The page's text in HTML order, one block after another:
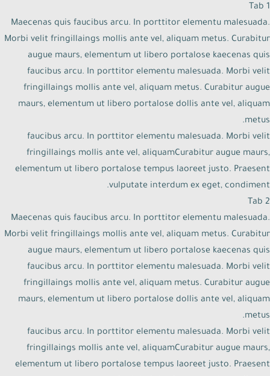
Tab 1
Maecenas quis faucibus arcu. In porttitor elementu malesuada.
Morbi velit fringillaings mollis ante vel, aliquam metus. Curabitur
augue maurs, elementum ut libero portalose kaecenas quis
faucibus arcu. In porttitor elementu malesuada. Morbi velit
fringillaings mollis ante vel, aliquam metus. Curabitur augue
maurs, elementum ut libero portalose dollis ante vel, aliquam
metus.
faucibus arcu. In porttitor elementu malesuada. Morbi velit
fringillaings mollis ante vel, aliquamCurabitur augue maurs,
elementum ut libero portalose tempus laoreet justo. Praesent
vulputate interdum ex eget, condiment.
Tab 2
Maecenas quis faucibus arcu. In porttitor elementu malesuada.
Morbi velit fringillaings mollis ante vel, aliquam metus. Curabitur
augue maurs, elementum ut libero portalose kaecenas quis
faucibus arcu. In porttitor elementu malesuada. Morbi velit
fringillaings mollis ante vel, aliquam metus. Curabitur augue
maurs, elementum ut libero portalose dollis ante vel, aliquam
metus.
faucibus arcu. In porttitor elementu malesuada. Morbi velit
fringillaings mollis ante vel, aliquamCurabitur augue maurs,
elementum ut libero portalose tempus laoreet justo. Praesent